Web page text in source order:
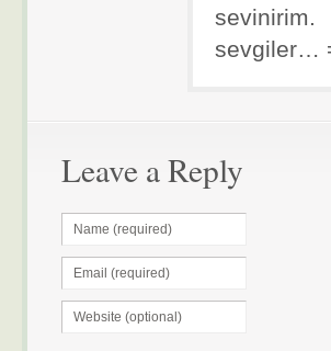
sevinirim.
sevgiler…
Leave a Reply